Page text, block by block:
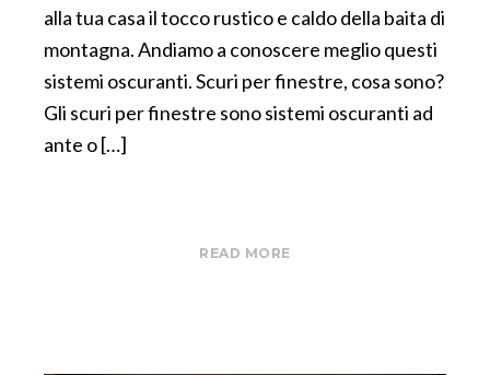
alla tua casa il tocco rustico e caldo della baita di
montagna. Andiamo a conoscere meglio questi
sistemi oscuranti. Scuri per finestre, cosa sono?
Gli scuri per finestre sono sistemi oscuranti ad
ante o […]
READ MORE